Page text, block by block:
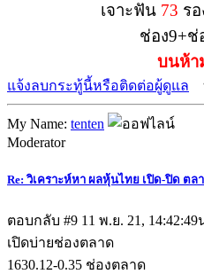
เจาะฟัน 73 รอ
ช่อง9+ช่
บนห้า
แจ้งลบกระทู้นี้หรือติดต่อผู้ดูแล
My Name: tenten
Moderator
Re: วิเคราะห์หา ผลหุ้นไทย เปิด-ปิด ตล
ตอบกลับ #9 11 พ.ย. 21, 14:42:49
เปิดบ่ายช่องตลาด
1630.12-0.35 ช่องตลาด